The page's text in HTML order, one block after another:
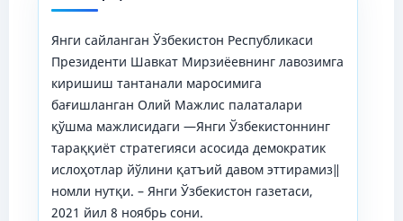
Янги сайланган Ўзбекистон Республикаси
Президенти Шавкат Мирзиёевнинг лавозимга
киришиш тантанали маросимига
бағишланган Олий Мажлис палаталари
қўшма мажлисидаги ―Янги Ўзбекистоннинг
тараққиёт стратегияси асосида демократик
ислоҳотлар йўлини қатъий давом эттирамиз‖
номли нутқи. – Янги Ўзбекистон газетаси,
2021 йил 8 ноябрь сони.